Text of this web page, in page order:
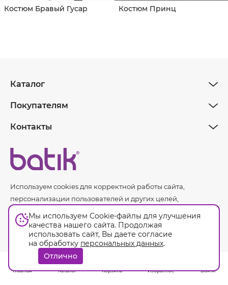
Костюм Бравый Гусар Костюм Принц
Используем cookies для корректной работы сайта,
персонализации пользователей и других целей,
данных.
Каталог
Покупателям
Контакты
© Batik. 2026. Все права защищены.
Оферта
Мы используем Cookie-файлы для улучшения
качества нашего сайта. Продолжая
использовать сайт, Вы даете согласие
на обработку персональных данных.
Отлично
Главная Каталог Корзина Избранное Войти